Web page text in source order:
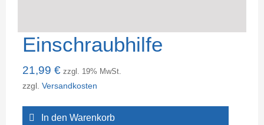
Einschraubhilfe
21,99 € zzgl. 19% MwSt.
zzgl. Versandkosten
In den Warenkorb